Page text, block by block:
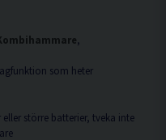
,
som heter
större batterier, tveka inte